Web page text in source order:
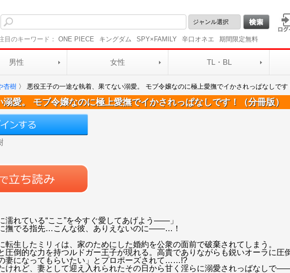
目のキーワード： ONE PIECE キングダム SPY×FAMILY 辛口オネエ 期間限定無料
男性 女性 TL・BL
杏樹 〉 悪役王子の一途な執着、果てない溺愛。 モブ令嬢なのに極上愛撫でイかされっぱなしです
愛。 モブ令嬢なのに極上愛撫でイかされっぱなしです！（分冊版）
濡れている“ここ”を今すぐ愛してあげよう――」
撫でる指先…こんな彼、ありえないのに――…！
生したミリィは、家のためにした婚約を公衆の面前で破棄されてしまう。
圧倒的な力を持つルドガー王子が現れる。高貴でありながらも鋭いオーラに
妻になってもらいたい」とプロポーズされて……!?
けれど、妻として迎え入れられたその日から甘く淫らに溺愛されっばなしで